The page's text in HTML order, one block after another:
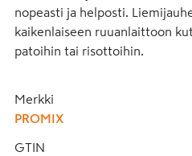
nopeasti ja helposti.
kaikenlaiseen ruuanlaittoon
patoihin tai risottoihin.
Merkki
PROMIX
GTIN